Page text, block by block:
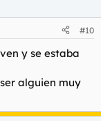
#10
y se estaba
alguien muy